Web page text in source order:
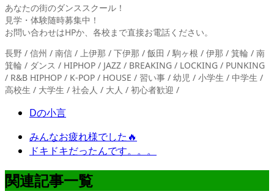
あなたの街のダンススクール！
見学・体験随時募集中！
お問い合わせはHPか、各校まで直接お電話ください。
長野 / 信州 / 南信 / 上伊那 / 下伊那 / 飯田 / 駒ヶ根 / 伊那 / 箕輪 / 南
箕輪 / ダンス / HIPHOP / JAZZ / BREAKING / LOCKING / PUNKING
/ R&B HIPHOP / K-POP / HOUSE / 習い事 / 幼児 / 小学生 / 中学生 /
高校生 / 大学生 / 社会人 / 大人 / 初心者歓迎 /
Dの小言
みんなお疲れ様でした🔥
ドキドキだったんです。。。
関連記事一覧